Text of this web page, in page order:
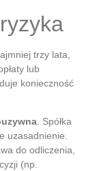
trzy lata,
lub
konieczność
. Spółka
uzasadnienie.
do odliczenia,
(np.